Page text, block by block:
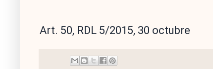
Art. 50, RDL 5/2015, 30 octubre